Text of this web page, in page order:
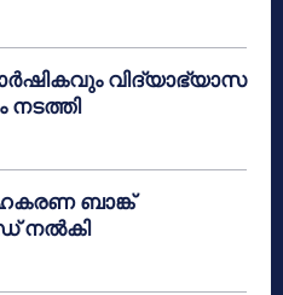
വിദ്യാഭ്യാസ
ബാങ്ക്
നൽകി